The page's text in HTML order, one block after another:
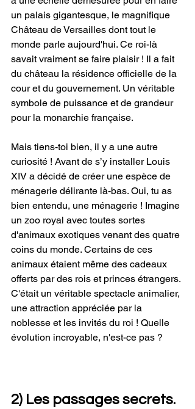
un palais gigantesque, le magnifique
Château de Versailles dont tout le
monde parle aujourd'hui. Ce roi-là
savait vraiment se faire plaisir ! Il a fait
du château la résidence officielle de la
cour et du gouvernement. Un véritable
symbole de puissance et de grandeur
pour la monarchie française.
Mais tiens-toi bien, il y a une autre
curiosité ! Avant de s’y installer Louis
XIV a décidé de créer une espèce de
ménagerie délirante là-bas. Oui, tu as
bien entendu, une ménagerie ! Imagine
un zoo royal avec toutes sortes
d'animaux exotiques venant des quatre
coins du monde. Certains de ces
animaux étaient même des cadeaux
offerts par des rois et princes étrangers.
C'était un véritable spectacle animalier,
une attraction appréciée par la
noblesse et les invités du roi ! Quelle
évolution incroyable, n'est-ce pas ?
2) Les passages secrets.